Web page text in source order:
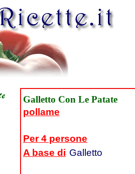
Galletto Con Le Patate
pollame
Per 4 persone
A base di Galletto